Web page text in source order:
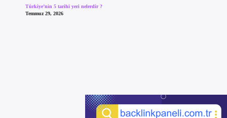
Türkiye’nin 5 tarihi yeri nelerdir ?
Temmuz 29, 2026